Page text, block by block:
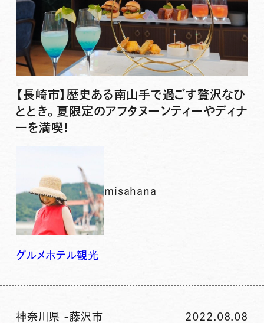
【長崎市】歴史ある南山手で過ごす贅沢なひ
ととき。夏限定のアフタヌーンティーやディナ
ーを満喫！
misahana
グルメホテル観光
神奈川県 -藤沢市 2022.08.08